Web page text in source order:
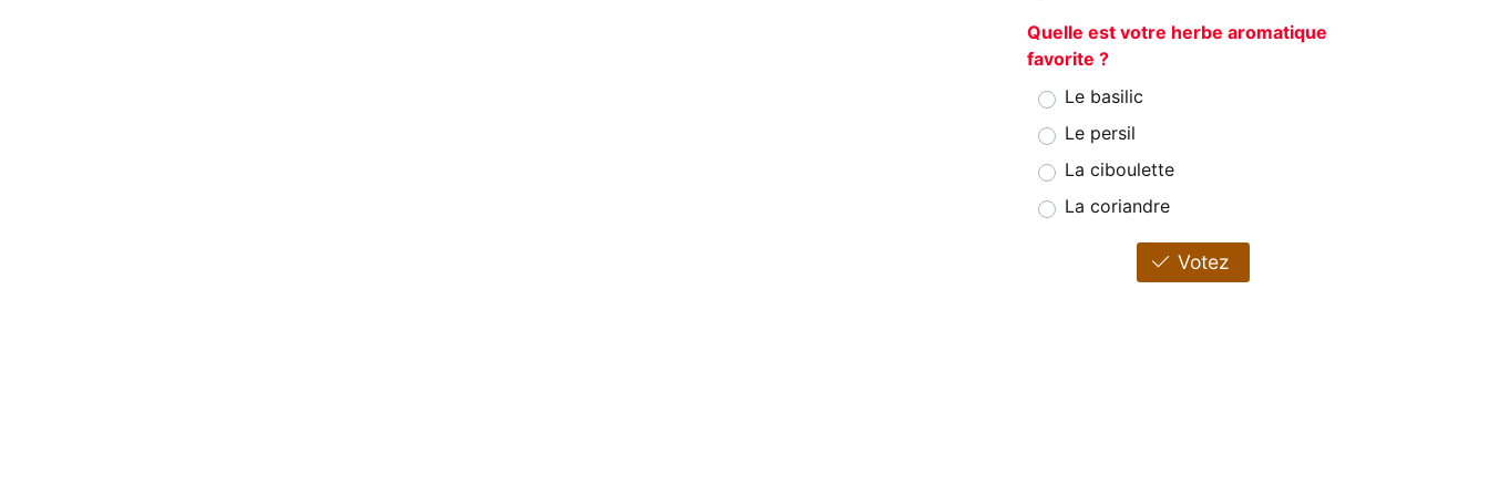
Quelle est votre herbe aromatique
favorite ?
Le basilic
Le persil
La ciboulette
La coriandre
Votez